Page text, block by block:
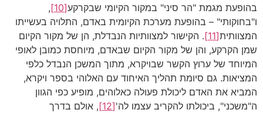
בהופעת מגמת "הר סיני" במקור הקיומי שבקרקע[10]
,
ו"בחוקותי" – בהופעת מערכת הקיומית באדם, התלויה בעשייתו
המצוותית[11]
. הקישור למצוותיות הנבדלת, הן של מקור הקיום
שמן הקרקע, והן של מקור הקיום שבאדם, מיוחסת כמובן לאופי
המיוחד של ערוץ הקשר שבויקרא, מתוך המשכן הנבדל כלפי
המציאות. גם סיומת תהליך האיחוד עם האלוהי בספר ויקרא,
המביא את האדם ליכולת פעולה כאלוהים, מופיע כפי הגוון
ה"משכני", ביכולתו להקריב עצמו לה'[12]
, אולם בדרך